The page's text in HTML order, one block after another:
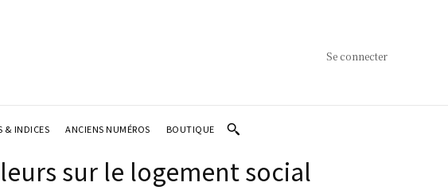
Se connecter
& INDICES ANCIENS NUMÉROS BOUTIQUE
sur le logement social